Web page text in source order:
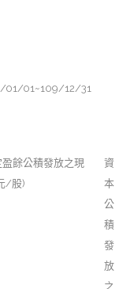
01/01~109/12/31
盈餘公積發放之現
/股)
資
本
公
積
發
放
之